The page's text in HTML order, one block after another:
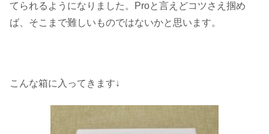
てられるようになりました。Proと言えどコツさえ掴め
ば、そこまで難しいものではないかと思います。
こんな箱に入ってきます↓